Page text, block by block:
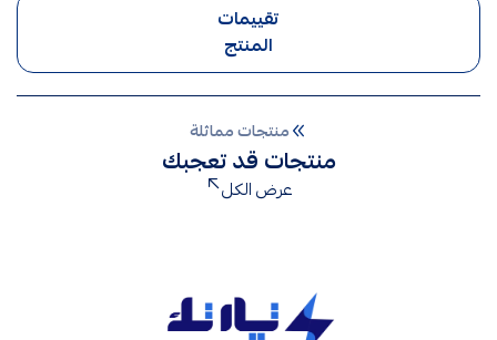
تقييمات
المنتج
منتجات مماثلة
منتجات قد تعجبك
عرض الكل